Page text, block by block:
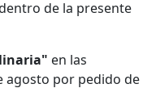
de la presente
en las
agosto por pedido de